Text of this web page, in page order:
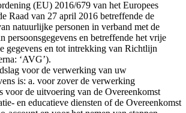
(EU) 2016/679 van het Europees
Raad van 27 april 2016 betreffende de
natuurlijke personen in verband met de
persoonsgegevens en betreffende het vrije
gegevens en tot intrekking van Richtlijn
‘AVG’).
voor de verwerking van uw
is: a. voor zover de verwerking
voor de uitvoering van de Overeenkomst
en educatieve diensten of de Overeenkomst